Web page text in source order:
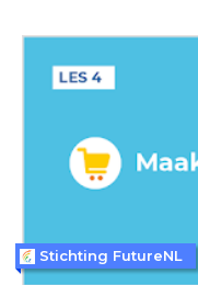
Stichting FutureNL